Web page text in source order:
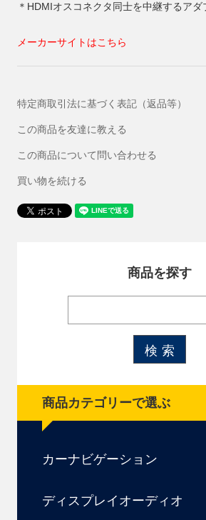
＊HDMIオスコネクタ同士を中継するアダ
メーカーサイトはこちら
特定商取引法に基づく表記（返品等）
この商品を友達に教える
この商品について問い合わせる
買い物を続ける
商品を探す
商品カテゴリーで選ぶ
カーナビゲーション
ディスプレイオーディオ